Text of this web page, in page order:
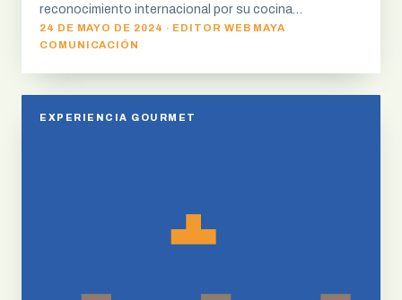
reconocimiento internacional por su cocina…
24 DE MAYO DE 2024 · EDITOR WEB MAYA
COMUNICACIÓN
EXPERIENCIA GOURMET